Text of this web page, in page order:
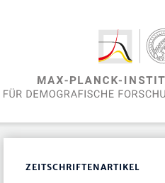
ZEITSCHRIFTENARTIKEL